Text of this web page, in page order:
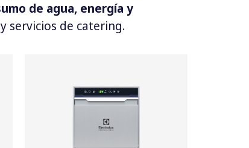
de agua, energía y
servicios de catering.